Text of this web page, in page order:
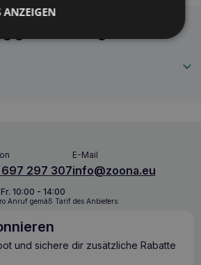
M Dschungel
297 307
E-Mail
info@zoona.eu
10:00 - 14:00
Anruf gemäß Tarif des Anbieters.
und sichere dir zusätzliche Rabatte
ANZEIGEN